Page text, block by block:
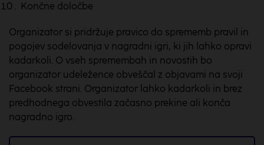
Končne določbe
Organizator si pridržuje pravico do sprememb pravil in
pogojev sodelovanja v nagradni igri, ki jih lahko opravi
kadarkoli. O vseh spremembah in novostih bo
organizator udeležence obveščal z objavami na svoji
Facebook strani. Organizator lahko kadarkoli in brez
predhodnega obvestila začasno prekine ali konča
nagradno igro.